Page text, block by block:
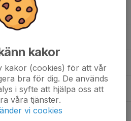
kakor
kakor (cookies) för att vår
bra för dig. De används
i syfte att hjälpa oss att
våra tjänster.
vi cookies